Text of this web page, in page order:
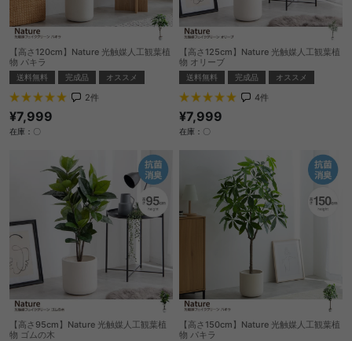
【高さ120cm】Nature 光触媒人工観葉植
物 パキラ
送料無料 完成品 オススメ
2件
¥7,999
在庫：〇
【高さ125cm】Nature 光触媒人工観葉植
物 オリーブ
送料無料 完成品 オススメ
4件
¥7,999
在庫：〇
【高さ95cm】Nature 光触媒人工観葉植
物 ゴムの木
【高さ150cm】Nature 光触媒人工観葉植
物 パキラ